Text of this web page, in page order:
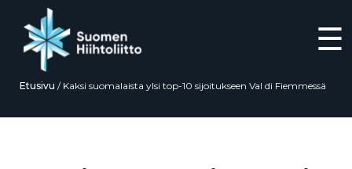
☰
Etusivu / Kaksi suomalaista ylsi top-10 sijoitukseen Val di Fiemmessä